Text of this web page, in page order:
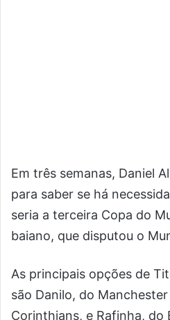
Em três semanas, Daniel
para saber se há
seria a terceira Copa do
baiano, que disputou o
As principais opções de
são Danilo, do
Corinthians, e Rafinha, do